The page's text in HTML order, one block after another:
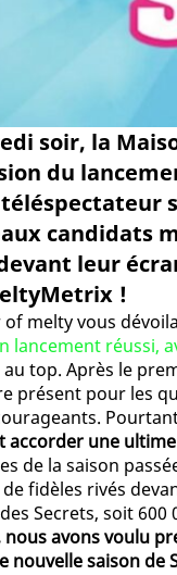
soir, la
du
candidats
leur
!
of melty vous
lancement réussi,
au top. Après le
présent pour les
accorder une
de la saison
fidèles rivés
Secrets, soit 600
avons voulu
nouvelle saison de